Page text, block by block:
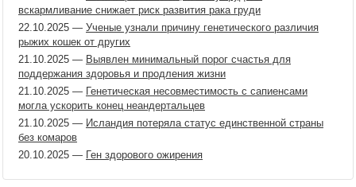
вскармливание снижает риск развития рака груди
22.10.2025 — Ученые узнали причину генетического различия
рыжих кошек от других
21.10.2025 — Выявлен минимальный порог счастья для
поддержания здоровья и продления жизни
21.10.2025 — Генетическая несовместимость с сапиенсами
могла ускорить конец неандертальцев
21.10.2025 — Исландия потеряла статус единственной страны
без комаров
20.10.2025 — Ген здорового ожирения